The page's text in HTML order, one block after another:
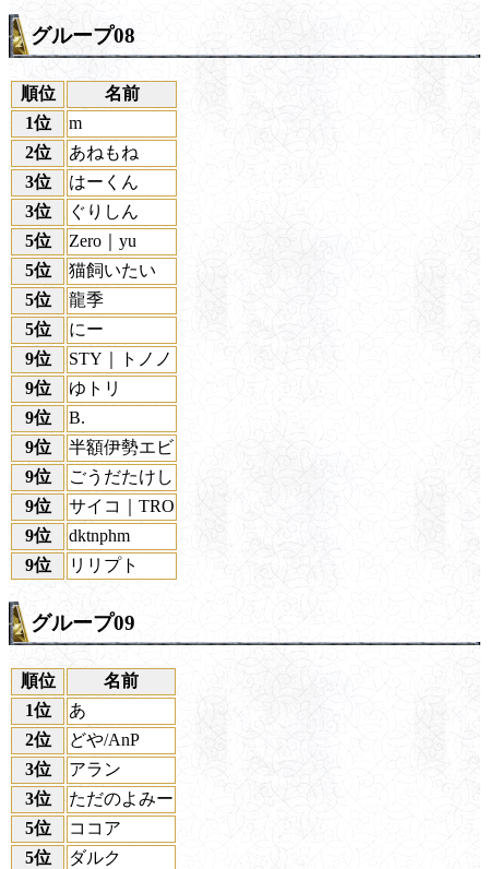
グループ08
順位
名前
1位
m
2位
あねもね
3位
はーくん
3位
ぐりしん
5位
Zero｜yu
5位
猫飼いたい
5位
龍季
5位
にー
9位
STY｜トノノ
9位
ゆトリ
9位
B.
9位
半額伊勢エビ
9位
ごうだたけし
9位
サイコ｜TRO
9位
dktnphm
9位
リリプト
グループ09
順位
名前
1位
あ
2位
どや/AnP
3位
アラン
3位
ただのよみー
5位
ココア
5位
ダルク